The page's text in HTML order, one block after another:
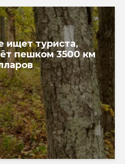
ищет туриста,
пешком 3500 км